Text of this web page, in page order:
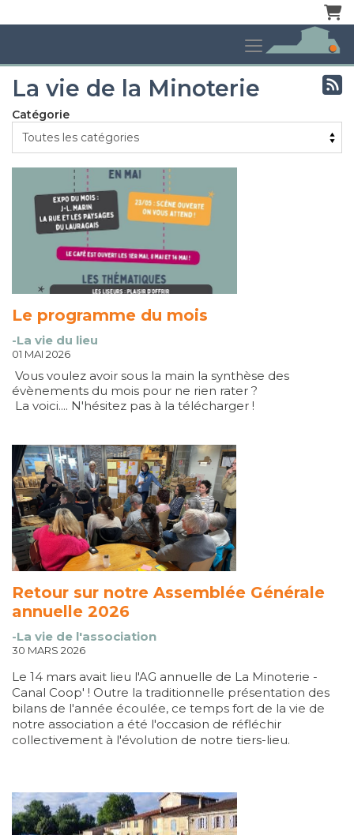
La vie de la Minoterie
Catégorie
Le programme du mois
-La vie du lieu
01 MAI 2026
Vous voulez avoir sous la main la synthèse des
évènements du mois pour ne rien rater ?
La voici.... N'hésitez pas à la télécharger !
Retour sur notre Assemblée Générale
annuelle 2026
-La vie de l'association
30 MARS 2026
Le 14 mars avait lieu l'AG annuelle de La Minoterie -
Canal Coop' ! Outre la traditionnelle présentation des
bilans de l'année écoulée, ce temps fort de la vie de
notre association a été l'occasion de réfléchir
collectivement à l'évolution de notre tiers-lieu.